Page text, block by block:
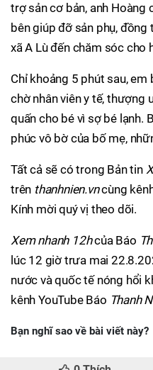
trợ sản cơ bản, anh Hoàng
bên giúp đỡ sản phụ, đồng
xã A Lù đến chăm sóc cho
Chỉ khoảng 5 phút sau,
chờ nhân viên y tế, thượng
quấn cho bé vì sợ bé lạnh.
phúc vô bờ của bố mẹ,
Tất cả sẽ có trong Bản tin
trên thanhnien.vncùng
Kính mời quý vị theo dõi.
Xem nhanh 12hcủa Báo
lúc 12 giờ trưa mai
nước và quốc tế nóng hổi
kênh YouTube Báo Thanh
Bạn nghĩ sao về bài viết này?